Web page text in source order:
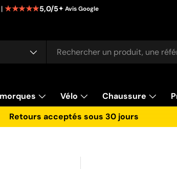
★★★★★5,0/5✦ Avis Google
Vélo Chaussure
Retours acceptés sous 30 jours